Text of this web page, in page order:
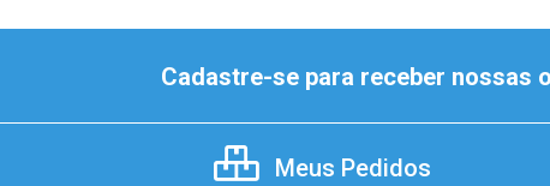
Cadastre-se para receber nossas
Meus Pedidos